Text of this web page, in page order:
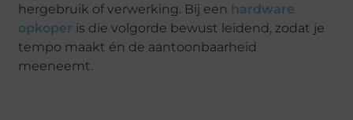
hergebruik of verwerking. Bij een hardware
opkoper is die volgorde bewust leidend, zodat je
tempo maakt én de aantoonbaarheid
meeneemt.